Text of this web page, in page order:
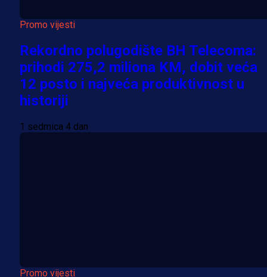
Promo vijesti
Rekordno polugodište BH Telecoma:
prihodi 275,2 miliona KM, dobit veća
12 posto i najveća produktivnost u
historiji
1 sedmica 4 dan
Promo vijesti